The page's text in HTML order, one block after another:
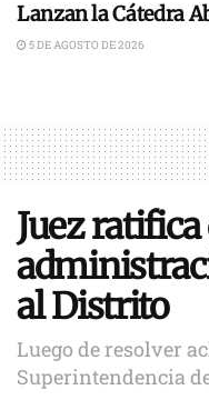
Lanzan la Cátedra
5 DE AGOSTO DE 2026
Juez
al Distrito
Luego de resolver
Superintendencia